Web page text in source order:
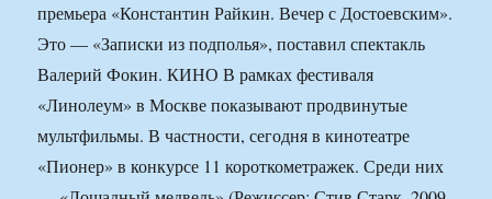
премьера «Константин Райкин. Вечер с Достоевским».
Это — «Записки из подполья», поставил спектакль
Валерий Фокин. КИНО В рамках фестиваля
«Линолеум» в Москве показывают продвинутые
мультфильмы. В частности, сегодня в кинотеатре
«Пионер» в конкурсе 11 короткометражек. Среди них